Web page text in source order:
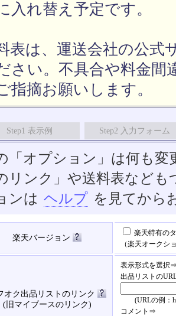
入れ替え予定です。
表は、運送会社の公式
さい。不具合や料金間
指摘お願いします。
Step1 表示例 Step2 入力フォーム
「オプション」は何も
リンク」や送料表など
ンは ヘルプ を見てから
楽天バージョン
楽天特有の
（楽天オークシ
オク出品リストのリンク
(旧マイブースのリンク)
表示形式を選択
出品リストの
(URLの例：
コメント⇒